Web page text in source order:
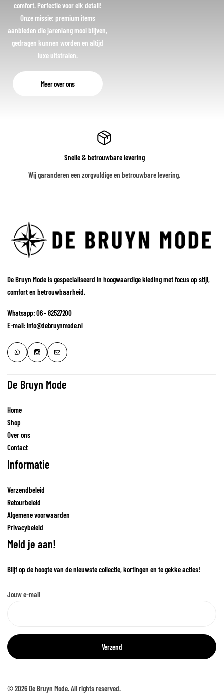
comfort. Perfectie voor elk detail!
Onze missie: premium items
aanbieden die jarenlang mooi blijven,
gedragen kunnen worden en altijd
luxe uitstralen.
Meer over ons
Snelle & betrouwbare levering
Wij garanderen een zorgvuldige en betrouwbare levering.
De Bruyn Mode is gespecialiseerd in hoogwaardige kleding met focus op stijl,
comfort en betrouwbaarheid.
Whatsapp: 06 - 82527200
E-mail: info@debruynmode.nl
De Bruyn Mode
Home
Shop
Over ons
Contact
Informatie
Verzendbeleid
Retourbeleid
Algemene voorwaarden
Privacybeleid
Meld je aan!
Blijf op de hoogte van de nieuwste collectie, kortingen en te gekke acties!
Jouw e-mail
© 2026 De Bruyn Mode. All rights reserved.